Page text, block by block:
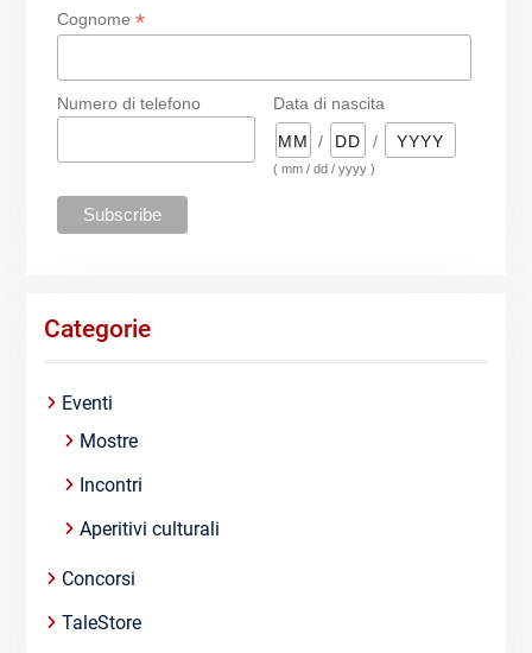
Cognome *
Numero di telefono
Data di nascita
/
/
( mm / dd / yyyy )
Categorie
Eventi
Mostre
Incontri
Aperitivi culturali
Concorsi
TaleStore